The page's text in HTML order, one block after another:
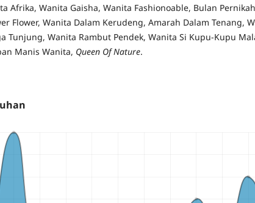
Afrika, Wanita Gaisha, Wanita Fashionoable, Bulan
Flower, Wanita Dalam Kerudeng, Amarah Dalam Tenang,
Tunjung, Wanita Rambut Pendek, Wanita Si Kupu-Kupu
Manis Wanita, Queen Of Nature.